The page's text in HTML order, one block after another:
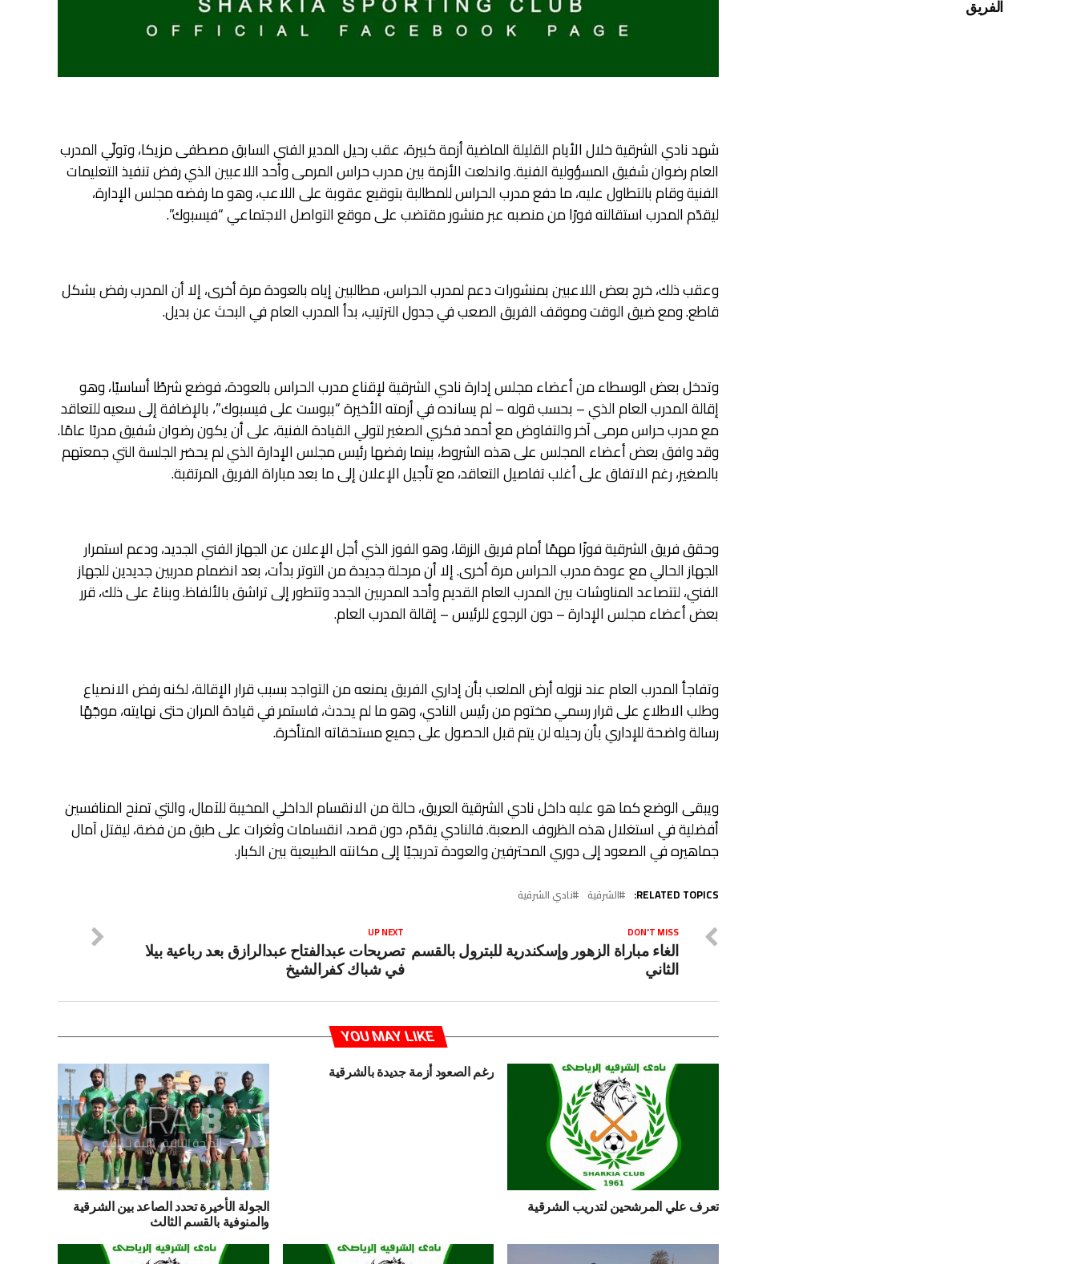
الفريق
شهد نادي الشرقية خلال الأيام القليلة الماضية أزمة كبيرة، عقب رحيل المدير الفني السابق مصطفى مزيكا، وتولّي المدرب
العام رضوان شفيق المسؤولية الفنية. واندلعت الأزمة بين مدرب حراس المرمى وأحد اللاعبين الذي رفض تنفيذ التعليمات
الفنية وقام بالتطاول عليه، ما دفع مدرب الحراس للمطالبة بتوقيع عقوبة على اللاعب، وهو ما رفضه مجلس الإدارة،
ليقدّم المدرب استقالته فورًا من منصبه عبر منشور مقتضب على موقع التواصل الاجتماعي “فيسبوك”.
وعقب ذلك، خرج بعض اللاعبين بمنشورات دعم لمدرب الحراس، مطالبين إياه بالعودة مرة أخرى، إلا أن المدرب رفض بشكل
قاطع. ومع ضيق الوقت وموقف الفريق الصعب في جدول الترتيب، بدأ المدرب العام في البحث عن بديل.
وتدخل بعض الوسطاء من أعضاء مجلس إدارة نادي الشرقية لإقناع مدرب الحراس بالعودة، فوضع شرطًا أساسيًا، وهو
إقالة المدرب العام الذي – بحسب قوله – لم يسانده في أزمته الأخيرة “ببوست على فيسبوك”، بالإضافة إلى سعيه للتعاقد
مع مدرب حراس مرمى آخر والتفاوض مع أحمد فكري الصغير لتولي القيادة الفنية، على أن يكون رضوان شفيق مدربًا عامًا.
وقد وافق بعض أعضاء المجلس على هذه الشروط، بينما رفضها رئيس مجلس الإدارة الذي لم يحضر الجلسة التي جمعتهم
بالصغير، رغم الاتفاق على أغلب تفاصيل التعاقد، مع تأجيل الإعلان إلى ما بعد مباراة الفريق المرتقبة.
وحقق فريق الشرقية فوزًا مهمًا أمام فريق الزرقا، وهو الفوز الذي أجل الإعلان عن الجهاز الفني الجديد، ودعم استمرار
الجهاز الحالي مع عودة مدرب الحراس مرة أخرى. إلا أن مرحلة جديدة من التوتر بدأت، بعد انضمام مدربين جديدين للجهاز
الفني، لتتصاعد المناوشات بين المدرب العام القديم وأحد المدربين الجدد وتتطور إلى تراشق بالألفاظ. وبناءً على ذلك، قرر
بعض أعضاء مجلس الإدارة – دون الرجوع للرئيس – إقالة المدرب العام.
وتفاجأ المدرب العام عند نزوله أرض الملعب بأن إداري الفريق يمنعه من التواجد بسبب قرار الإقالة، لكنه رفض الانصياع
وطلب الاطلاع على قرار رسمي مختوم من رئيس النادي، وهو ما لم يحدث، فاستمر في قيادة المران حتى نهايته، موجّهًا
رسالة واضحة للإداري بأن رحيله لن يتم قبل الحصول على جميع مستحقاته المتأخرة.
ويبقى الوضع كما هو عليه داخل نادي الشرقية العريق، حالة من الانقسام الداخلي المخيبة للآمال، والتي تمنح المنافسين
أفضلية في استغلال هذه الظروف الصعبة. فالنادي يقدّم، دون قصد، انقسامات وثغرات على طبق من فضة، ليقتل آمال
جماهيره في الصعود إلى دوري المحترفين والعودة تدريجيًا إلى مكانته الطبيعية بين الكبار.
RELATED TOPICS: الشرقية نادي الشرقية
UP NEXT
تصريحات عبدالفتاح عبدالرازق بعد رباعية بيلا
في شباك كفرالشيخ
DON'T MISS
الغاء مباراة الزهور وإسكندرية للبترول بالقسم
الثاني
YOU MAY LIKE
تعرف علي المرشحين لتدريب الشرقية
رغم الصعود أزمة جديدة بالشرقية
الجولة الأخيرة تحدد الصاعد بين الشرقية
والمنوفية بالقسم الثالث